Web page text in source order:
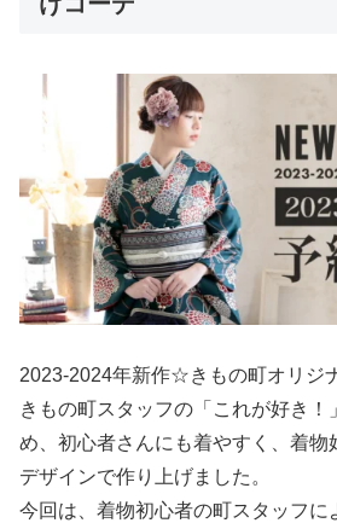
2023-2024年新作☆きもの町オリジ
きもの町スタッフの「これが好き
め、初心者さんにも着やすく、着物
デザインで作り上げました。
今回は、着物初心者の町スタッフに